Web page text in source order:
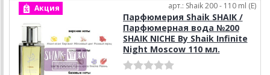
Акция арт.: Shaik 200 - 110 ml (E)
Парфюмерия Shaik SHAIK /
Парфюмерная вода №200
SHAIK NICHE By Shaik Infinite
Night Moscow 110 мл.